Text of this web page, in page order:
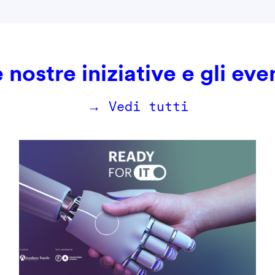
nostre iniziative e gli
→ Vedi tutti